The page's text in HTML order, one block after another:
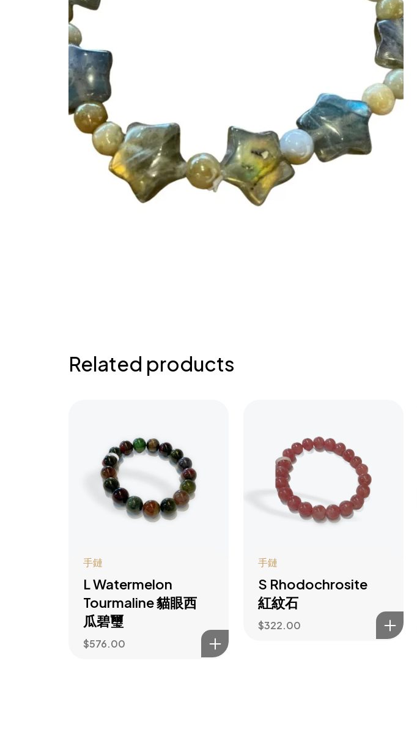
Related products
手鏈
L Watermelon
Tourmaline 貓眼西
瓜碧璽
$576.00
手鏈
S Rhodochrosite
紅紋石
$322.00